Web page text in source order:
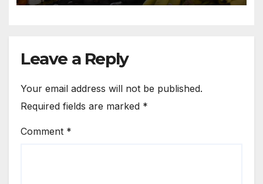
Leave a Reply
Your email address will not be published.
Required fields are marked *
Comment *